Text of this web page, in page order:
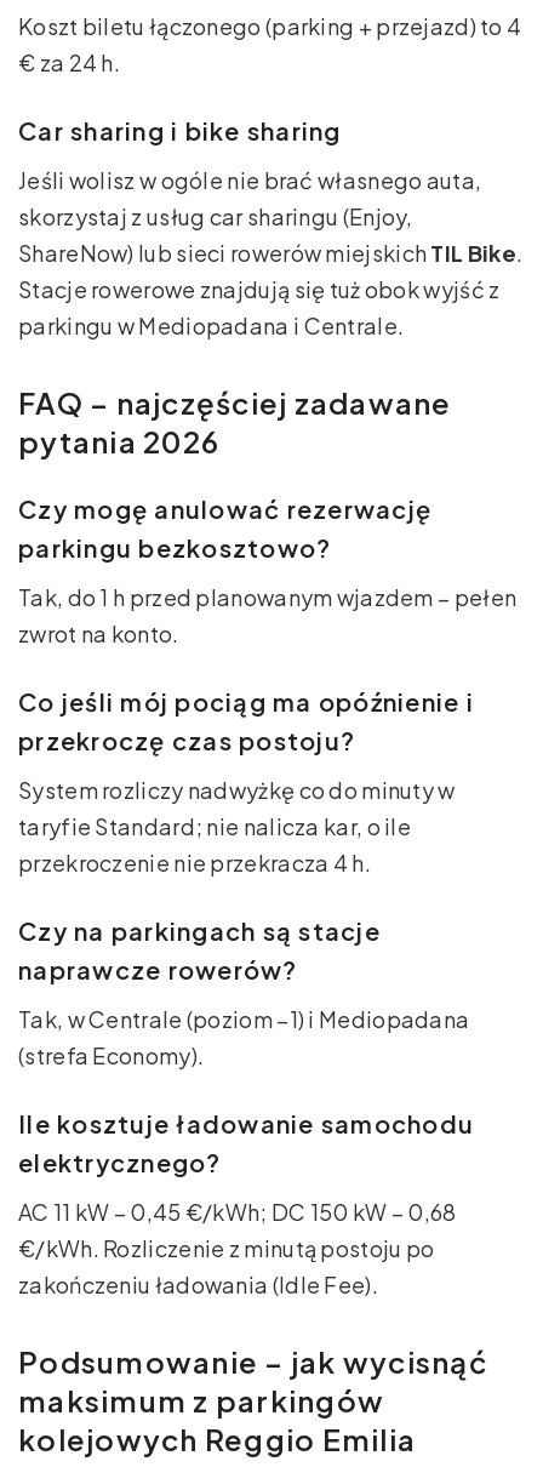
Koszt biletu łączonego (parking + przejazd) to 4
€ za 24 h.
Car sharing i bike sharing
Jeśli wolisz w ogóle nie brać własnego auta,
skorzystaj z usług car sharingu (Enjoy,
ShareNow) lub sieci rowerów miejskichTIL Bike.
Stacje rowerowe znajdują się tuż obok wyjść z
parkingu w Mediopadana i Centrale.
FAQ – najczęściej zadawane
pytania 2026
Czy mogę anulować rezerwację
parkingu bezkosztowo?
Tak, do 1 h przed planowanym wjazdem – pełen
zwrot na konto.
Co jeśli mój pociąg ma opóźnienie i
przekroczę czas postoju?
System rozliczy nadwyżkę co do minuty w
taryfie Standard; nie nalicza kar, o ile
przekroczenie nie przekracza 4 h.
Czy na parkingach są stacje
naprawcze rowerów?
Tak, w Centrale (poziom –1) i Mediopadana
(strefa Economy).
Ile kosztuje ładowanie samochodu
elektrycznego?
AC 11 kW – 0,45 €/kWh; DC 150 kW – 0,68
€/kWh. Rozliczenie z minutą postoju po
zakończeniu ładowania (Idle Fee).
Podsumowanie – jak wycisnąć
maksimum z parkingów
kolejowych Reggio Emilia